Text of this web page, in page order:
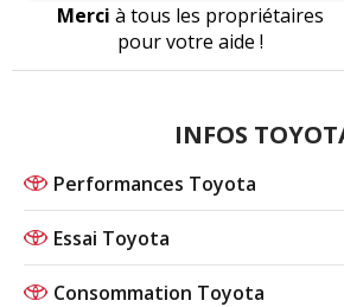
Merci à tous les propriétaires
pour votre aide !
INFOS
Performances Toyota
Essai Toyota
Consommation Toyota